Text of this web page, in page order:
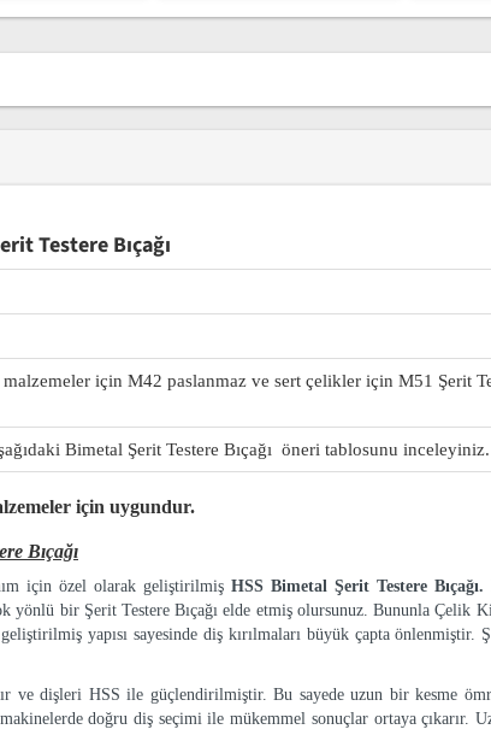
Testere Bıçağı
için M42 paslanmaz ve sert çelikler için M51 Şerit
Bimetal Şerit Testere Bıçağı öneri tablosunu inceleyiniz.
için uygundur.
Bıçağı
için özel olarak geliştirilmiş HSS Bimetal Şerit Testere Bıçağı.
yönlü bir Şerit Testere Bıçağı elde etmiş olursunuz. Bununla Çelik
yapısı sayesinde diş kırılmaları büyük çapta önlenmiştir.
ve dişleri HSS ile güçlendirilmiştir. Bu sayede uzun bir kesme
doğru diş seçimi ile mükemmel sonuçlar ortaya çıkarır.